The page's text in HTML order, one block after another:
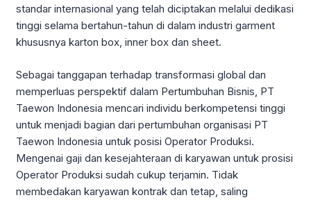
standar internasional yang telah diciptakan melalui dedikasi
tinggi selama bertahun-tahun di dalam industri garment
khususnya karton box, inner box dan sheet.
Sebagai tanggapan terhadap transformasi global dan
memperluas perspektif dalam Pertumbuhan Bisnis, PT
Taewon Indonesia mencari individu berkompetensi tinggi
untuk menjadi bagian dari pertumbuhan organisasi PT
Taewon Indonesia untuk posisi Operator Produksi.
Mengenai gaji dan kesejahteraan di karyawan untuk prosisi
Operator Produksi sudah cukup terjamin. Tidak
membedakan karyawan kontrak dan tetap, saling